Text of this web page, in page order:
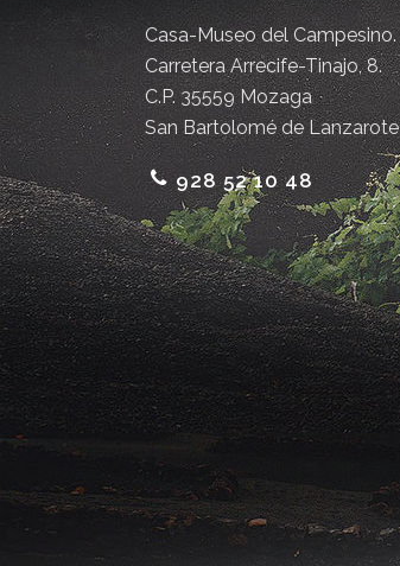
Casa-Museo del Campesino.
Carretera Arrecife-Tinajo, 8.
C.P. 35559 Mozaga
San Bartolomé de Lanzarote
928 52 10 48